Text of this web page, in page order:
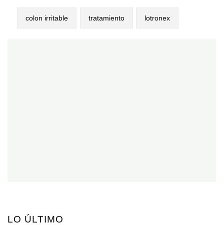
colon irritable tratamiento lotronex
LO ÚLTIMO